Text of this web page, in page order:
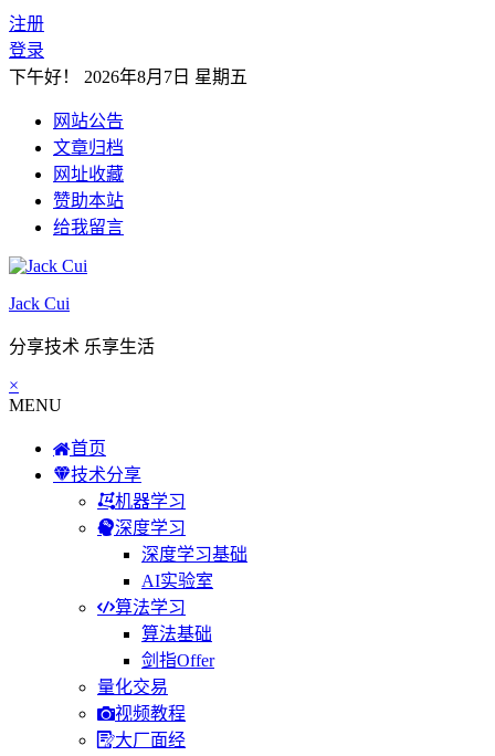
注册
登录
下午好！ 2026年8月7日 星期五
网站公告
文章归档
网址收藏
赞助本站
给我留言
Jack Cui
分享技术 乐享生活
×
MENU
首页
技术分享
机器学习
深度学习
深度学习基础
AI实验室
算法学习
算法基础
剑指Offer
量化交易
视频教程
大厂面经